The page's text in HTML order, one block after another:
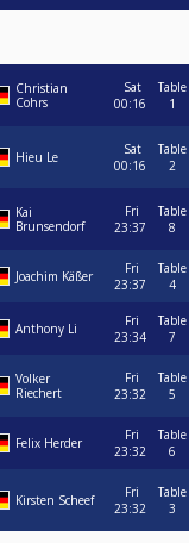
Christian
Cohrs
Sat
00:16
Table
1
Hieu Le
Sat
00:16
Table
2
Kai
Brunsendorf
Fri
23:37
Table
8
Joachim Käßer
Fri
23:37
Table
4
Anthony Li
Fri
23:34
Table
7
Volker
Riechert
Fri
23:32
Table
5
Felix Herder
Fri
23:32
Table
6
Kirsten Scheef
Fri
23:32
Table
3